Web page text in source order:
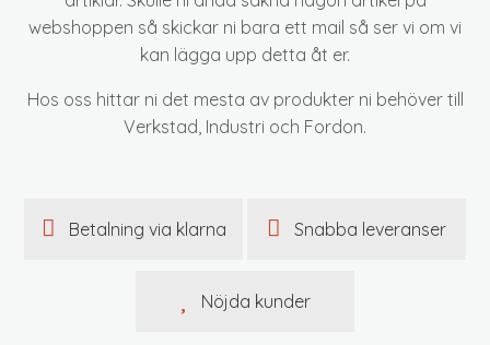
webshoppen så skickar ni bara ett mail så ser vi om vi
kan lägga upp detta åt er.
Hos oss hittar ni det mesta av produkter ni behöver till
Verkstad, Industri och Fordon.
Betalning via klarna Snabba leveranser
Nöjda kunder